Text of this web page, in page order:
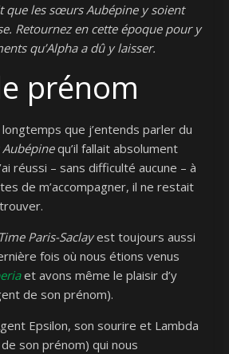
que les sœurs Aubépine y soient
Retournez en cette époque pour y
qu’Alpha a dû y laisser.
prénom
que j’entends parler du
qu’il fallait absolument
réussi – sans difficulté aucune – à
de m’accompagner, il ne restait
Paris-Saclayest toujours aussi
fois où nous étions venus
et avons même le plaisir d’y
de son prénom).
Epsilon, son sourire et Lambda
son prénom) qui nous